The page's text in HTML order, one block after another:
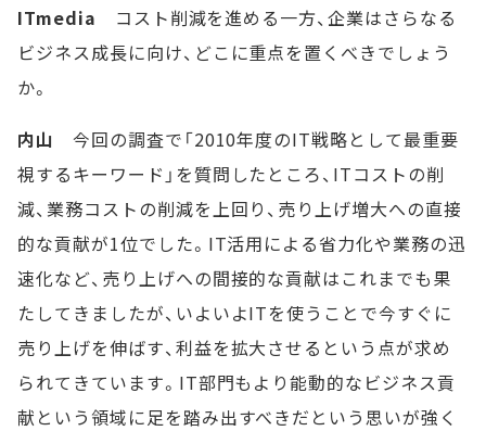
ITmedia コスト削減を進める一方、企業はさらなる
ビジネス成長に向け、どこに重点を置くべきでしょう
か。
内山
今回の調査で「2010年度のIT戦略として最重要
視するキーワード」を質問したところ、ITコストの削
減、業務コストの削減を上回り、売り上げ増大への直接
的な貢献が1位でした。IT活用による省力化や業務の迅
速化など、売り上げへの間接的な貢献はこれまでも果
たしてきましたが、いよいよITを使うことで今すぐに
売り上げを伸ばす、利益を拡大させるという点が求め
られてきています。IT部門もより能動的なビジネス貢
献という領域に足を踏み出すべきだという思いが強く